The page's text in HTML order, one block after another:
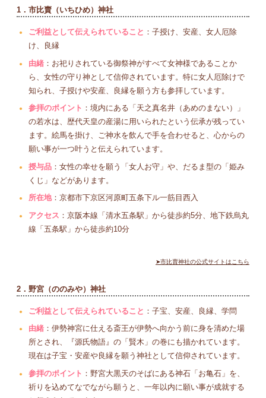
1．市比賣（いちひめ）神社
ご利益として伝えられていること ：子授け、安産、女人厄除
け、良縁
由緒：お祀りされている御祭神がすべて女神様であることか
ら、女性の守り神として信仰されています。特に女人厄除けで
知られ、子授けや安産、良縁を願う方も参拝しています。
参拝のポイント ：境内にある「天之真名井（あめのまない）」
の若水は、歴代天皇の産湯に用いられたという伝承が残ってい
ます。絵馬を掛け、ご神水を飲んで手を合わせると、心からの
願い事が一つ叶うと伝えられています。
授与品：女性の幸せを願う「女人お守」や、だるま型の「姫み
くじ」などがあります。
所在地：京都市下京区河原町五条下ル一筋目西入
アクセス ：京阪本線「清水五条駅」から徒歩約5分、地下鉄烏丸
線「五条駅」から徒歩約10分
➤市比賣神社の公式サイトはこちら
2．野宮（ののみや）神社
ご利益として伝えられていること ：子宝、安産、良縁、学問
由緒：伊勢神宮に仕える斎王が伊勢へ向かう前に身を清めた場
所とされ、『源氏物語』の「賢木」の巻にも描かれています。
現在は子宝・安産や良縁を願う神社として信仰されています。
参拝のポイント ：野宮大黒天のそばにある神石「お亀石」を、
祈りを込めてなでながら願うと、一年以内に願い事が成就する